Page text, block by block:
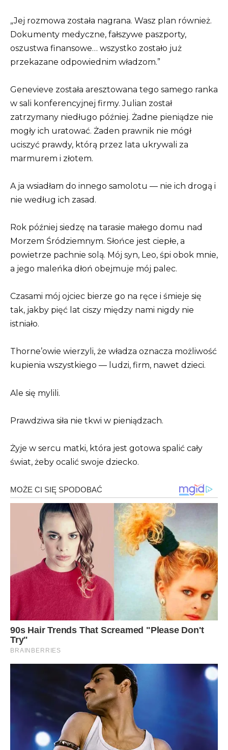
„Jej rozmowa została nagrana. Wasz plan również.
Dokumenty medyczne, fałszywe paszporty,
oszustwa finansowe… wszystko zostało już
przekazane odpowiednim władzom.”
Genevieve została aresztowana tego samego ranka
w sali konferencyjnej firmy. Julian został
zatrzymany niedługo później. Żadne pieniądze nie
mogły ich uratować. Żaden prawnik nie mógł
uciszyć prawdy, którą przez lata ukrywali za
marmurem i złotem.
A ja wsiadłam do innego samolotu — nie ich drogą i
nie według ich zasad.
Rok później siedzę na tarasie małego domu nad
Morzem Śródziemnym. Słońce jest ciepłe, a
powietrze pachnie solą. Mój syn, Leo, śpi obok mnie,
a jego maleńka dłoń obejmuje mój palec.
Czasami mój ojciec bierze go na ręce i śmieje się
tak, jakby pięć lat ciszy między nami nigdy nie
istniało.
Thorne’owie wierzyli, że władza oznacza możliwość
kupienia wszystkiego — ludzi, firm, nawet dzieci.
Ale się mylili.
Prawdziwa siła nie tkwi w pieniądzach.
Żyje w sercu matki, która jest gotowa spalić cały
świat, żeby ocalić swoje dziecko.